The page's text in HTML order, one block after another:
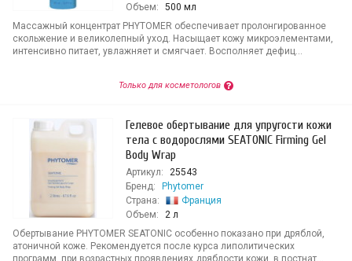
Объем:
500 мл
Массажный концентрат PHYTOMER обеспечивает пролонгированное
скольжение и великолепный уход. Насыщает кожу микроэлементами,
интенсивно питает, увлажняет и смягчает. Восполняет дефиц...
Только для косметологов
Гелевое обертывание для упругости кожи
тела с водорослями SEATONIC Firming Gel
Body Wrap
Артикул:
25543
Бренд:
Phytomer
Страна:
Франция
Объем:
2 л
Обертывание PHYTOMER SEATONIC особенно показано при дряблой,
атоничной коже. Рекомендуется после курса липолитических
программ, при возрастных проявлениях дряблости кожи, в постнат...